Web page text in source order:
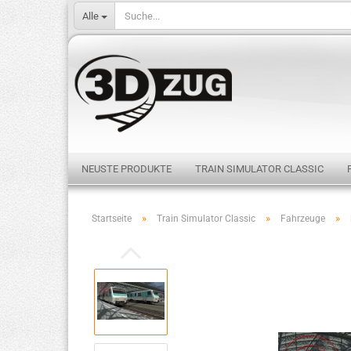
Alle
NEUSTE PRODUKTE TRAIN SIMULATOR CLASSIC
Startseite » Train Simulator Classic » Fahrzeuge »